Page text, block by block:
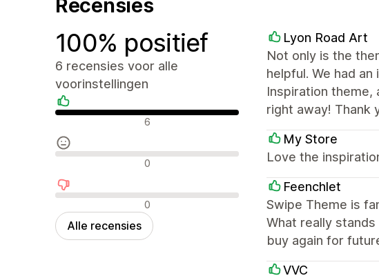
Recensies
100% positief
6 recensies voor alle
voorinstellingen
Positieve recensies
6
Neutrale recensies0
Negatieve recensies
0
Alle recensies
Lyon Road Art
Not only is the
helpful. We had
Inspiration theme,
right away! Thank
My Store
Love the
Feenchlet
Swipe Theme is
What really
buy again for
VVC